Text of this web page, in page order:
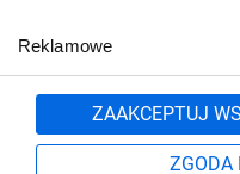
Reklamowe
ZAAKCEPTUJ
ZGODA
801 500